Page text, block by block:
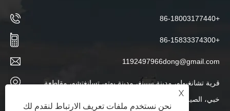
+86-18003177440
+86-15833374300
1192497966dong@gmail.com
قرية تشانغبولو، مدينة سيينغ، مدينة بوتو، تسانغتشو، مقاطعة
خبي، الصين
X
نحن نستخدم ملفات تعريف الارتباط لنقدم لك